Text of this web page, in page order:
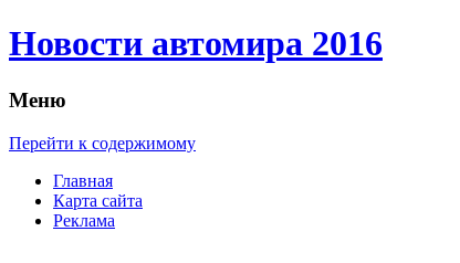
Новости автомира 2016
Меню
Перейти к содержимому
Главная
Карта сайта
Реклама